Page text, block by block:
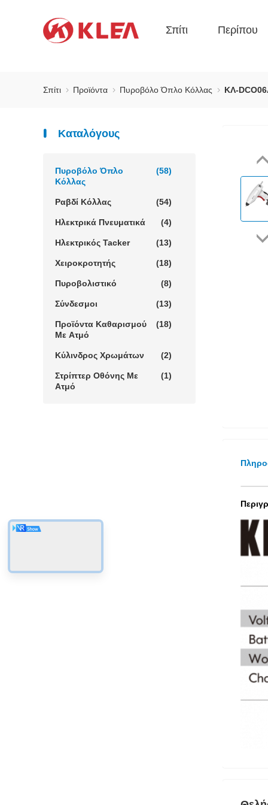
Σπίτι Περίπου
Σπίτι Προϊόντα Πυροβόλο Όπλο Κόλλας ΚΛ-
Καταλόγους
Πυροβόλο Όπλο
Κόλλας
(58)
Ραβδί Κόλλας (54)
Ηλεκτρικά Πνευματικά (4)
Ηλεκτρικός Tacker (13)
Χειροκροτητής (18)
Πυροβολιστικό (8)
Σύνδεσμοι (13)
Προϊόντα Καθαρισμού
Με Ατμό
(18)
Κύλινδρος Χρωμάτων (2)
Στρίπτερ Οθόνης Με
Ατμό
(1)